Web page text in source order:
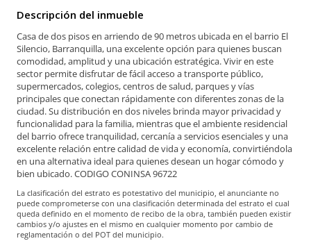
Descripción del inmueble
Casa de dos pisos en arriendo de 90 metros ubicada en el barrio El
Silencio, Barranquilla, una excelente opción para quienes buscan
comodidad, amplitud y una ubicación estratégica. Vivir en este
sector permite disfrutar de fácil acceso a transporte público,
supermercados, colegios, centros de salud, parques y vías
principales que conectan rápidamente con diferentes zonas de la
ciudad. Su distribución en dos niveles brinda mayor privacidad y
funcionalidad para la familia, mientras que el ambiente residencial
del barrio ofrece tranquilidad, cercanía a servicios esenciales y una
excelente relación entre calidad de vida y economía, convirtiéndola
en una alternativa ideal para quienes desean un hogar cómodo y
bien ubicado. CODIGO CONINSA 96722
La clasificación del estrato es potestativo del municipio, el anunciante no
puede comprometerse con una clasificación determinada del estrato el cual
queda definido en el momento de recibo de la obra, también pueden existir
cambios y/o ajustes en el mismo en cualquier momento por cambio de
reglamentación o del POT del municipio.